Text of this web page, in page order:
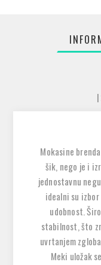
Mokasine
šik, nego je i
jednostavnu
idealni su
udobnost.
stabilnost, što
uvrtanjem
Meki uložak